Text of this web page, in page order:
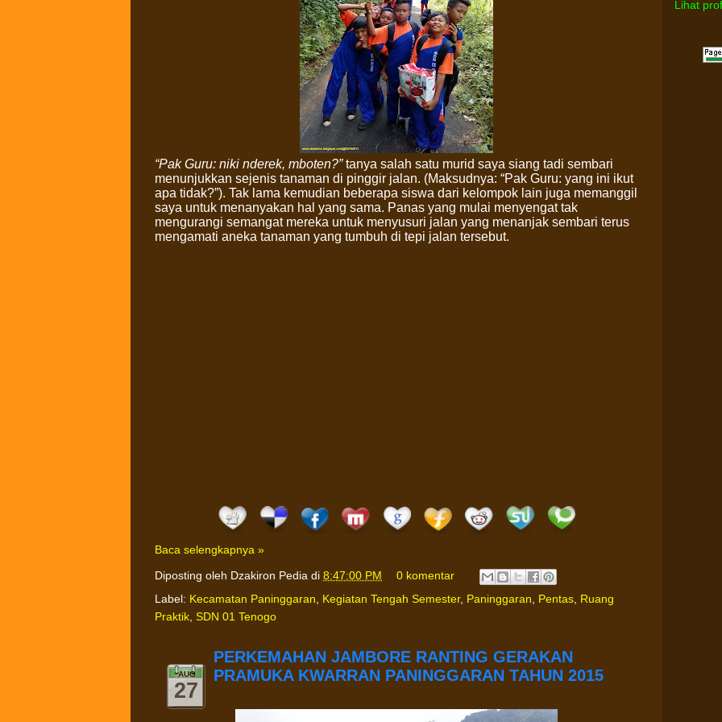
“Pak Guru: niki nderek, mboten?”tanya salah satu murid saya siang tadi sembari
menunjukkan sejenis tanaman di pinggir jalan. (Maksudnya: “Pak Guru: yang ini ikut
apa tidak?”). Tak lama kemudian beberapa siswa dari kelompok lain juga memanggil
saya untuk menanyakan hal yang sama. Panas yang mulai menyengat tak
mengurangi semangat mereka untuk menyusuri jalan yang menanjak sembari terus
mengamati aneka tanaman yang tumbuh di tepi jalan tersebut.
Baca selengkapnya »
Diposting oleh Dzakiron Pedia di 8:47:00 PM
0 komentar
Label: Kecamatan Paninggaran, Kegiatan Tengah Semester, Paninggaran, Pentas, Ruang
Praktik, SDN 01 Tenogo
AUG
27
PERKEMAHAN JAMBORE RANTING GERAKAN
PRAMUKA KWARRAN PANINGGARAN TAHUN 2015
Lihat